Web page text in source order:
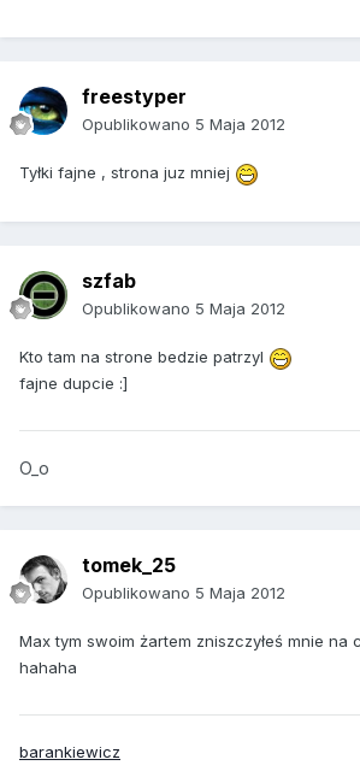
freestyper
Opublikowano 5 Maja 2012
Tyłki fajne , strona juz mniej
szfab
Opublikowano 5 Maja 2012
Kto tam na strone bedzie patrzyl
fajne dupcie :]
O_o
tomek_25
Opublikowano 5 Maja 2012
Max tym swoim żartem zniszczyłeś mnie na
hahaha
barankiewicz